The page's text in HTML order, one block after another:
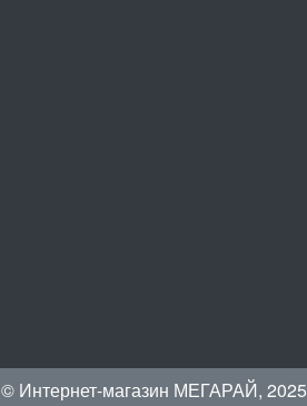
© Интернет-магазин МЕГАРАЙ, 2025